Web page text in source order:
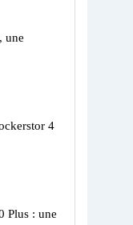
une
4
Plus : une